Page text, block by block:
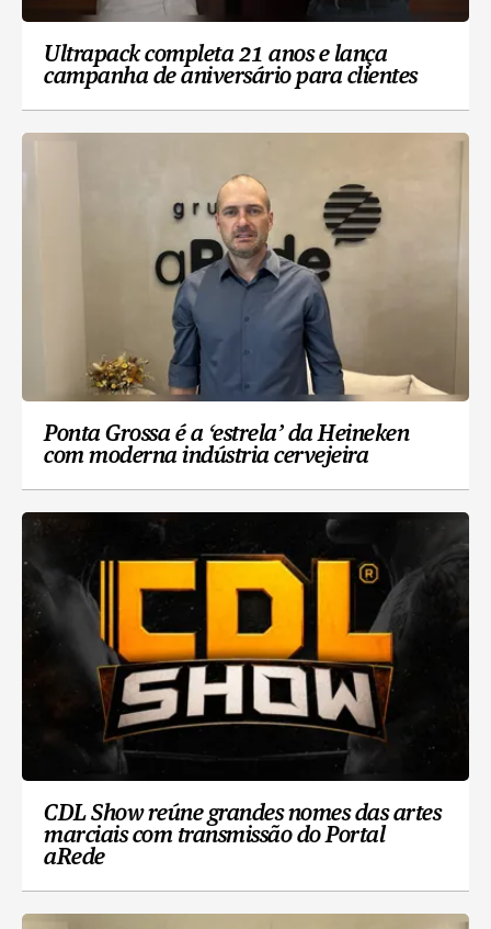
Ultrapack completa 21 anos e lança
campanha de aniversário para clientes
Ponta Grossa é a ‘estrela’ da Heineken
com moderna indústria cervejeira
CDL Show reúne grandes nomes das artes
marciais com transmissão do Portal
aRede